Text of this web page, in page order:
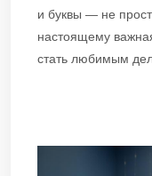
и буквы — не
настоящему
стать любимым